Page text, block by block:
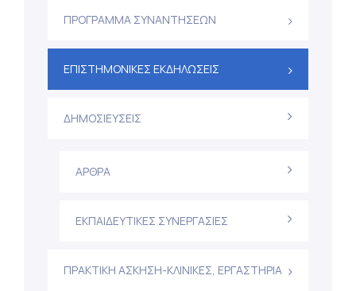
ΠΡΟΓΡΑΜΜΑ ΣΥΝΑΝΤΗΣΕΩΝ
ΕΠΙΣΤΗΜΟΝΙΚΕΣ ΕΚΔΗΛΩΣΕΙΣ
ΔΗΜΟΣΙΕΥΣΕΙΣ
ΑΡΘΡΑ
ΕΚΠΑΙΔΕΥΤΙΚΕΣ ΣΥΝΕΡΓΑΣΙΕΣ
ΠΡΑΚΤΙΚΗ ΑΣΚΗΣΗ-ΚΛΙΝΙΚΕΣ, ΕΡΓΑΣΤΗΡΙΑ